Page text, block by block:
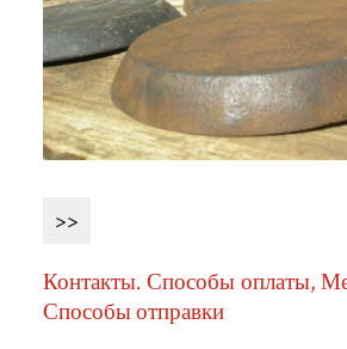
>>
Контакты. Способы оплаты,
Способы отправки